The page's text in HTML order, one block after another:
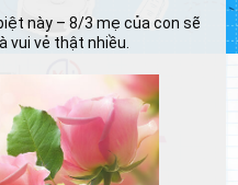
này – 8/3 mẹ của con sẽ
vui vẻ thật nhiều.